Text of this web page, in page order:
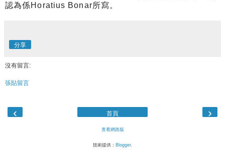
認為係Horatius Bonar所寫。
分享
沒有留言:
張貼留言
‹ ›
首頁
查看網路版
技術提供： Blogger.